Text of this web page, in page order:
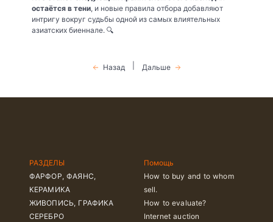
остаётся в тени, и новые правила отбора добавляют
интригу вокруг судьбы одной из самых влиятельных
азиатских биеннале. 🔍
Назад Дальше
РАЗДЕЛЫ
ФАРФОР, ФАЯНС,
КЕРАМИКА
ЖИВОПИСЬ, ГРАФИКА
СЕРЕБРО
Помощь
How to buy and to whom
sell.
How to evaluate?
Internet auction